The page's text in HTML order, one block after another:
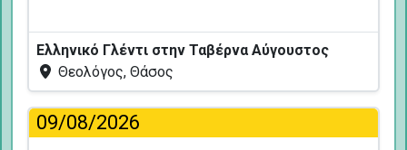
Ελληνικό Γλέντι στην Ταβέρνα Αύγουστος
Θεολόγος, Θάσος
09/08/2026